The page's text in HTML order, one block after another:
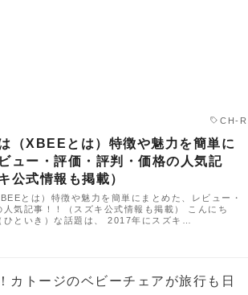
CH-R
（XBEEとは）特徴や魅力を簡単に
ュー・評価・評判・価格の人気記
公式情報も掲載）
とは）特徴や魅力を簡単にまとめた、レビュー・
人気記事！！（スズキ公式情報も掲載） こんにち
といき）な話題は、 2017年にスズキ…